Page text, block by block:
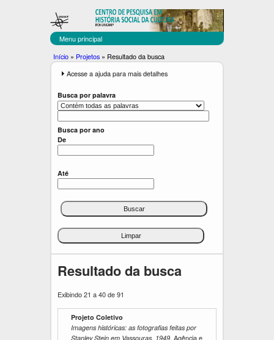
Pular
para
o
conteúdo
principal
C
E
C
U
L
T
Menu principal
Você
está
Início » Projetos » Resultado da busca
E
i
b
i
r
Acesse a ajuda para mais detalhes
Busca por palavra
Busca por ano
De
Até
Resultado da busca
Exibindo 21 a 40 de 91
Projeto Coletivo
Imagens históricas: as fotografias feitas por
Stanley Stein em Vassouras, 1949. Agência e